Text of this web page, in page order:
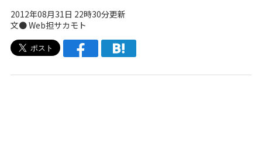
2012年08月31日 22時30分更新
文●Web担サカモト